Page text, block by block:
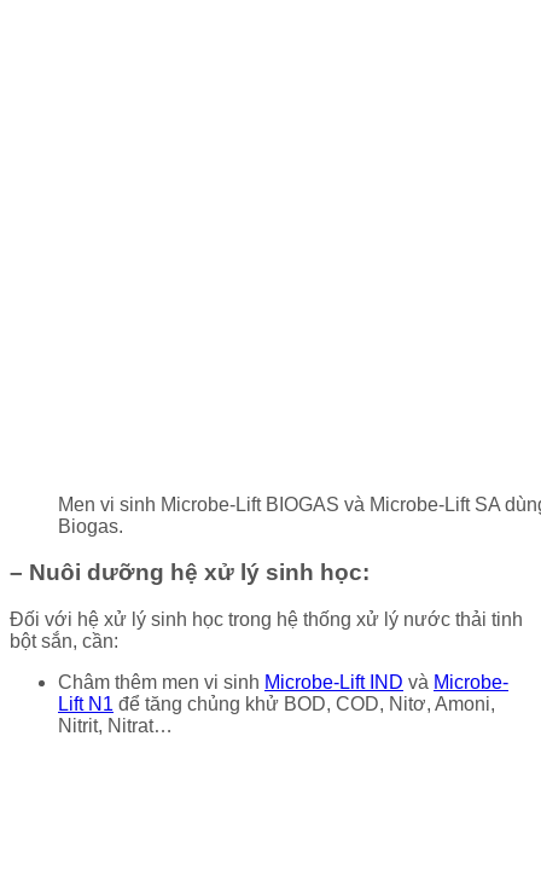
Men vi sinh Microbe-Lift BIOGAS và Microbe-Lift SA
Biogas.
– Nuôi dưỡng hệ xử lý sinh học:
Đối với hệ xử lý sinh học trong hệ thống xử lý nước thải tinh
bột sắn, cần:
Châm thêm men vi sinh Microbe-Lift IND và Microbe-
Lift N1 để tăng chủng khử BOD, COD, Nitơ, Amoni,
Nitrit, Nitrat…